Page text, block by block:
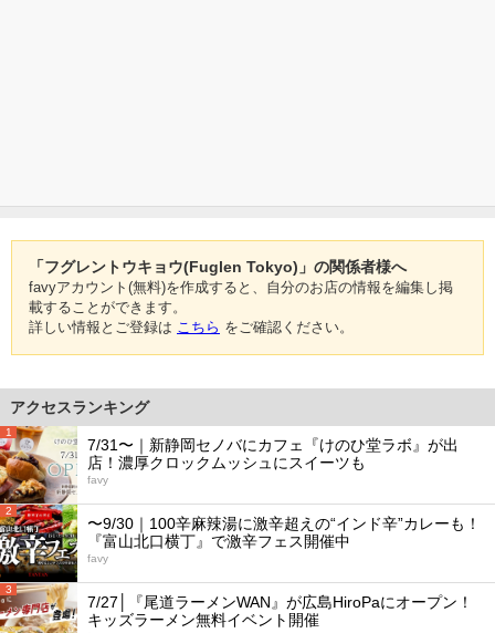
「フグレントウキョウ(Fuglen Tokyo)」の関係者様へ
favyアカウント(無料)を作成すると、自分のお店の情報を編集し掲
載することができます。
詳しい情報とご登録は こちら をご確認ください。
アクセスランキング
1
7/31〜｜新静岡セノバにカフェ『けのひ堂ラボ』が出
店！濃厚クロックムッシュにスイーツも
favy
2
〜9/30｜100辛麻辣湯に激辛超えの“インド辛”カレーも！
『富山北口横丁』で激辛フェス開催中
favy
3
7/27│『尾道ラーメンWAN』が広島HiroPaにオープン！
キッズラーメン無料イベント開催